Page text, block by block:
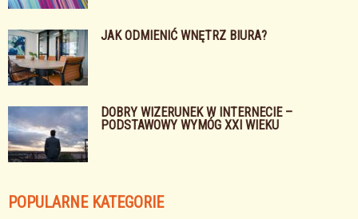
JAK ODMIENIĆ WNĘTRZ BIURA?
DOBRY WIZERUNEK W INTERNECIE –
PODSTAWOWY WYMÓG XXI WIEKU
POPULARNE KATEGORIE